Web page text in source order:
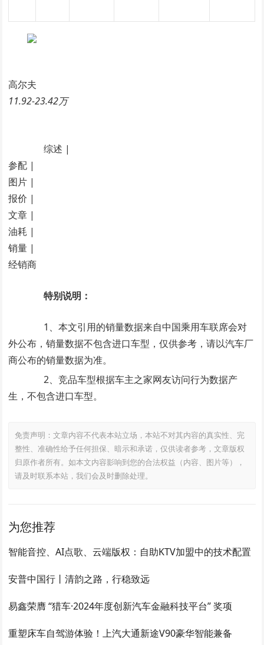
高尔夫
11.92-23.42万
综述 |
参配 |
图片 |
报价 |
文章 |
油耗 |
销量 |
经销商
特别说明：
1、本文引用的销量数据来自中国乘用车联席会对
外公布，销量数据不包含进口车型，仅供参考，请以汽车厂
商公布的销量数据为准。
2、竞品车型根据车主之家网友访问行为数据产
生，不包含进口车型。
免责声明：文章内容不代表本站立场，本站不对其内容的真实性、完
整性、准确性给予任何担保、暗示和承诺，仅供读者参考，文章版权
归原作者所有。如本文内容影响到您的合法权益（内容、图片等），
请及时联系本站，我们会及时删除处理。
为您推荐
智能音控、AI点歌、云端版权：自助KTV加盟中的技术配置
安普中国行丨清韵之路，行稳致远
易鑫荣膺 “猎车·2024年度创新汽车金融科技平台” 奖项
重塑床车自驾游体验！上汽大通新途V90豪华智能兼备